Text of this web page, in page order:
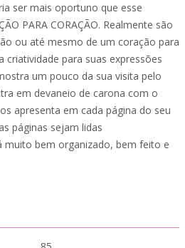
ser mais oportuno que esse
PARA CORAÇÃO. Realmente são
ou até mesmo de um coração para
criatividade para suas expressões
um pouco da sua visita pelo
em devaneio de carona com o
apresenta em cada página do seu
páginas sejam lidas
muito bem organizado, bem feito e